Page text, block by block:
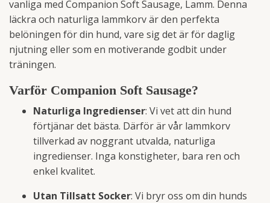
vanliga med Companion Soft Sausage, Lamm. Denna
läckra och naturliga lammkorv är den perfekta
belöningen för din hund, vare sig det är för daglig
njutning eller som en motiverande godbit under
träningen.
Varför Companion Soft Sausage?
Naturliga Ingredienser: Vi vet att din hund
förtjänar det bästa. Därför är vår lammkorv
tillverkad av noggrant utvalda, naturliga
ingredienser. Inga konstigheter, bara ren och
enkel kvalitet.
Utan Tillsatt Socker: Vi bryr oss om din hunds